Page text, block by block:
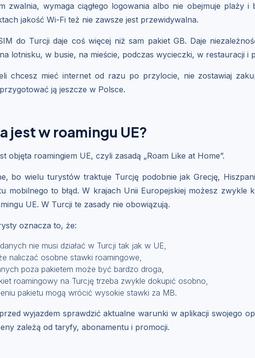
zwalnia, wymaga ciągłego logowania albo nie obejmuje plaży
jakość Wi-Fi też nie zawsze jest przewidywalna.
do Turcji daje coś więcej niż sam pakiet GB. Daje
lotnisku, w busie, na mieście, podczas wycieczki, w restauracji i
chcesz mieć internet od razu po przylocie, nie zostawiaj
ją jeszcze w Polsce.
jest w roamingu UE?
objęta roamingiem UE, czyli zasadą „Roam Like at Home”.
bo wielu turystów traktuje Turcję podobnie jak Grecję,
mobilnego to błąd. W krajach Unii Europejskiej możesz zwykle
UE. W Turcji te zasady nie obowiązują.
oznacza to, że:
nie musi działać w Turcji tak jak w UE,
naliczać osobne stawki roamingowe,
poza pakietem może być bardzo droga,
roamingowy na Turcję trzeba zwykle dokupić osobno,
pakietu mogą wrócić wysokie stawki za MB.
wyjazdem sprawdzić aktualne warunki w aplikacji swojego
zależą od taryfy, abonamentu i promocji.